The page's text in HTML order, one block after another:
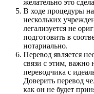
желательно это
В ходе процедуры на
нескольких
легализуется не
подготовить в
нотариально.
Перевод является
связи с этим, важно
переводчика с
Доверить перевод
как он не будет